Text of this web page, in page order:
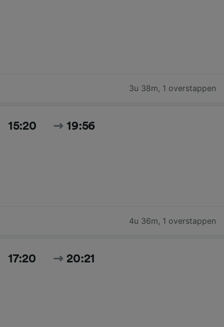
3u 38m, 1 overstappen
15:20 19:56
4u 36m, 1 overstappen
17:20 20:21